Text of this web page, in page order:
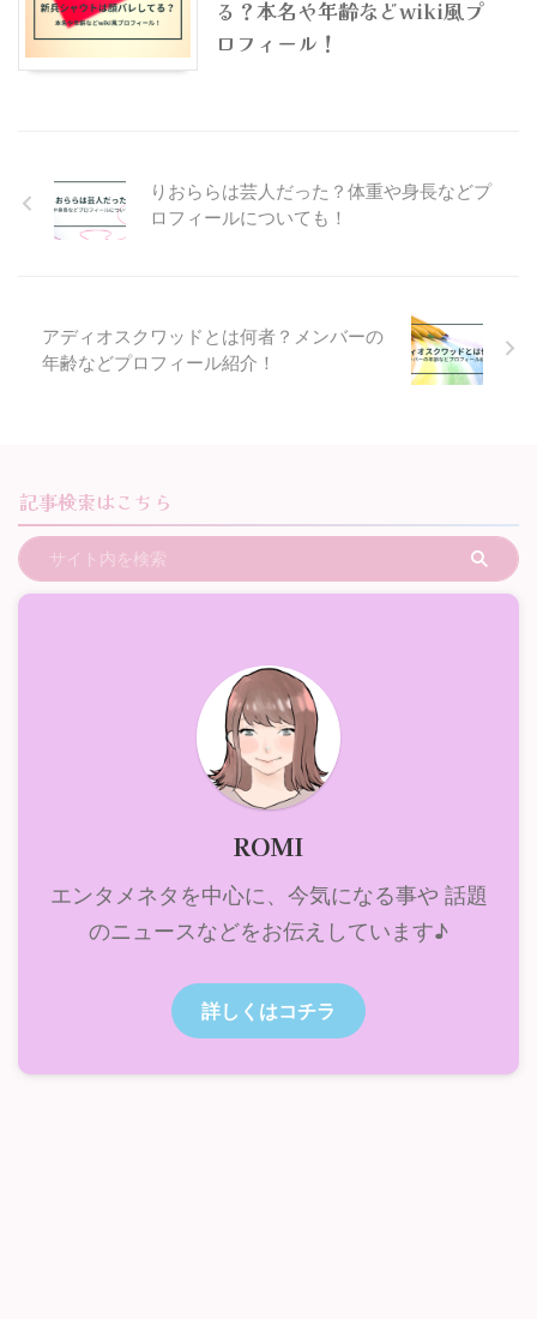
る？本名や年齢などwiki風プ
ロフィール！
りおららは芸人だった？体重や身長などプ
ロフィールについても！
アディオスクワッドとは何者？メンバーの
年齢などプロフィール紹介！
記事検索はこちら
ROMI
エンタメネタを中心に、今気になる事や 話題
のニュースなどをお伝えしています♪
詳しくはコチラ